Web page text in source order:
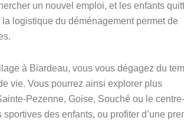
un nouvel emploi, et les enfants
logistique du déménagement permet de
à Biardeau, vous vous dégagez du
vie. Vous pourrez ainsi explorer plus
Pezenne, Goise, Souché ou le
des enfants, ou profiter d’une